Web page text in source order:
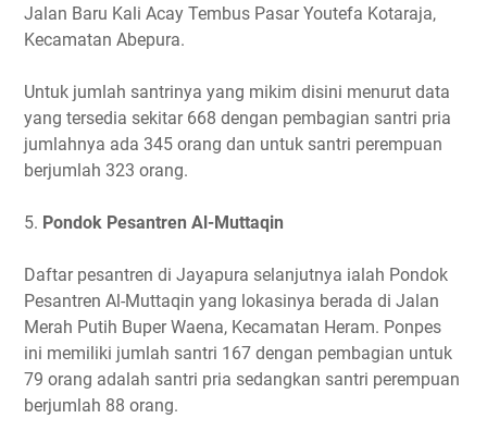
Jalan Baru Kali Acay Tembus Pasar Youtefa Kotaraja,
Kecamatan Abepura.
Untuk jumlah santrinya yang mikim disini menurut data
yang tersedia sekitar 668 dengan pembagian santri pria
jumlahnya ada 345 orang dan untuk santri perempuan
berjumlah 323 orang.
5. Pondok Pesantren Al-Muttaqin
Daftar pesantren di Jayapura selanjutnya ialah Pondok
Pesantren Al-Muttaqin yang lokasinya berada di Jalan
Merah Putih Buper Waena, Kecamatan Heram. Ponpes
ini memiliki jumlah santri 167 dengan pembagian untuk
79 orang adalah santri pria sedangkan santri perempuan
berjumlah 88 orang.